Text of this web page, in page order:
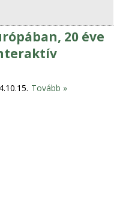
20 éve
Tovább »